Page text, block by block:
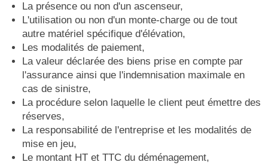
La présence ou non d'un ascenseur,
L'utilisation ou non d'un monte-charge ou de tout
autre matériel spécifique d'élévation,
Les modalités de paiement,
La valeur déclarée des biens prise en compte par
l'assurance ainsi que l'indemnisation maximale en
cas de sinistre,
La procédure selon laquelle le client peut émettre des
réserves,
La responsabilité de l'entreprise et les modalités de
mise en jeu,
Le montant HT et TTC du déménagement,